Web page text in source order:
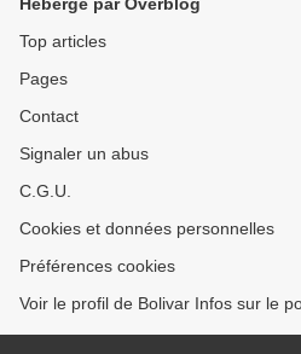
Top articles
Pages
Contact
Signaler un abus
C.G.U.
Cookies et données personnelles
Préférences cookies
Voir le profil de Bolivar Infos sur le